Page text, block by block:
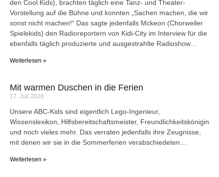
den Cool Kids), brachten täglich eine Tanz- und Theater-
Vorstellung auf die Bühne und konnten „Sachen machen, die wir
sonst nicht machen!“ Das sagte jedenfalls Mckeon (Chorweiler
Spielekids) den Radioreportern von Kidi-City im Interview für die
ebenfalls täglich produzierte und ausgestrahlte Radioshow…
Weiterlesen »
Mit warmen Duschen in die Ferien
17. Juli 2026
Unsere ABC-Kids sind eigentlich Lego-Ingenieur,
Wissenslexikon, Hilfsbereitschaftsmeister, Freundlichkeitskönigin
und noch vieles mehr. Das verraten jedenfalls ihre Zeugnisse,
mit denen wir sie in die Sommerferien verabschiedeten…
Weiterlesen »